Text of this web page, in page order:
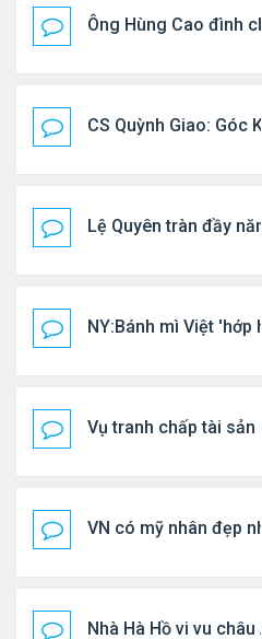
Ông Hùng Cao đình
CS Quỳnh Giao: Góc
Lệ Quyên tràn đầy
NY:Bánh mì Việt 'hớp
Vụ tranh chấp tài sản
VN có mỹ nhân đẹp
Nhà Hà Hồ vi vu châu